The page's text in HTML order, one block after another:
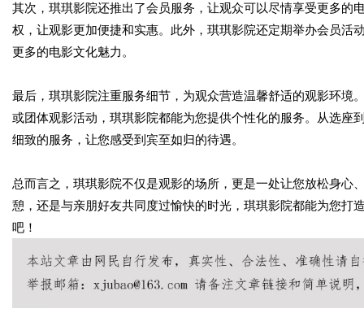
其次，琪琪影院还推出了会员服务，让观众可以尽情享受更多的
权，让观影更加便捷和实惠。此外，琪琪影院还定期举办会员活
更多的电影文化魅力。
最后，琪琪影院注重服务细节，为观众营造温馨舒适的观影环境
或团体观影活动，琪琪影院都能为您提供个性化的服务。从选座
细致的服务，让您感受到宾至如归的待遇。
总而言之，琪琪影院不仅是观影的场所，更是一处让您放松身
憩，还是与亲朋好友共同度过愉快的时光，琪琪影院都能为您打
吧！